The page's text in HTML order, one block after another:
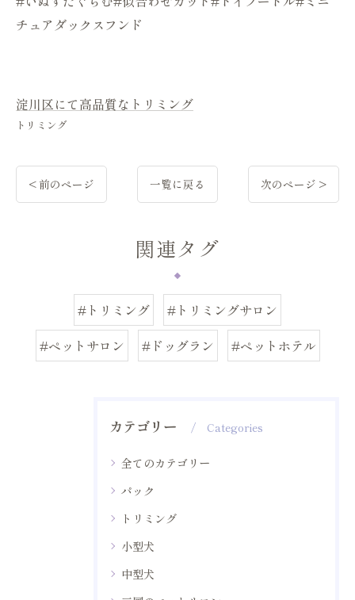
チュアダックスフンド
淀川区にて高品質なトリミング
トリミング
< 前のページ 一覧に戻る 次のページ >
関連タグ
#トリミング
#トリミングサロン
#ペットサロン
#ドッグラン #ペットホテル
カテゴリー Categories
全てのカテゴリー
パック
トリミング
小型犬
中型犬